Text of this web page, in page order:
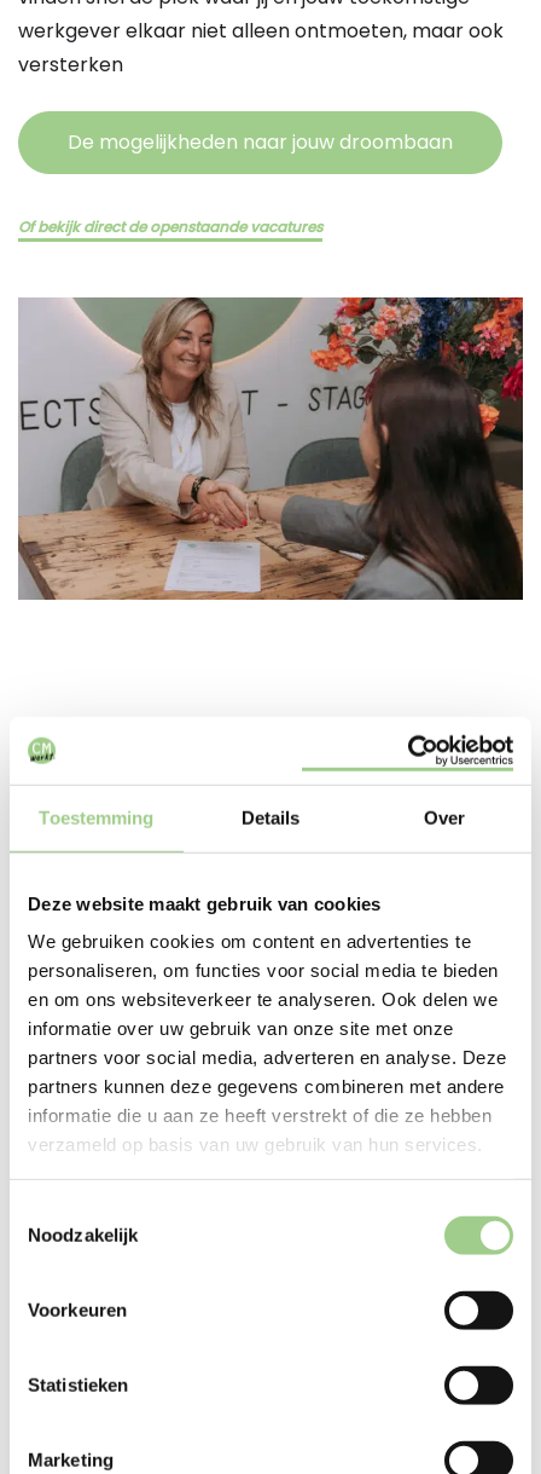
Toestemming Details Over
Deze website maakt gebruik van cookies
We gebruiken cookies om content en advertenties te
personaliseren, om functies voor social media te bieden
en om ons websiteverkeer te analyseren. Ook delen we
informatie over uw gebruik van onze site met onze
partners voor social media, adverteren en analyse. Deze
partners kunnen deze gegevens combineren met andere
informatie die u aan ze heeft verstrekt of die ze hebben
verzameld op basis van uw gebruik van hun services.
Noodzakelijk
Voorkeuren
Statistieken
Marketing
werkgever elkaar niet alleen ontmoeten, maar ook
versterken
De mogelijkheden naar jouw droombaan
Of bekijk direct de openstaande vacatures
In deze branches zijn we
actief
Techniek
Logistiek